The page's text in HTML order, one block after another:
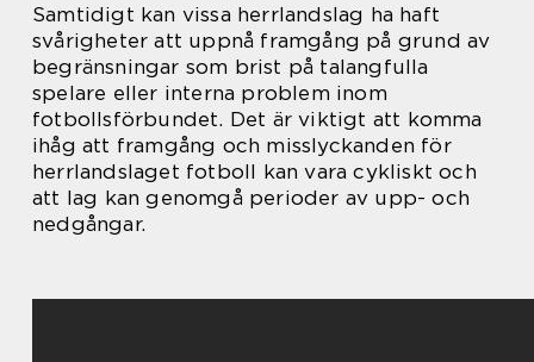
Samtidigt kan vissa herrlandslag ha haft
svårigheter att uppnå framgång på grund av
begränsningar som brist på talangfulla
spelare eller interna problem inom
fotbollsförbundet. Det är viktigt att komma
ihåg att framgång och misslyckanden för
herrlandslaget fotboll kan vara cykliskt och
att lag kan genomgå perioder av upp- och
nedgångar.